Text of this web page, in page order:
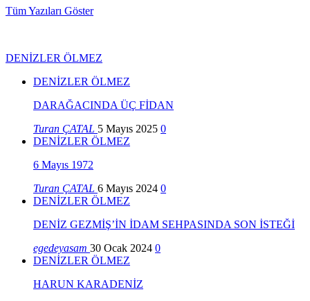
Tüm Yazıları Göster
DENİZLER ÖLMEZ
DENİZLER ÖLMEZ
DARAĞACINDA ÜÇ FİDAN
Turan ÇATAL 5 Mayıs 2025 0
DENİZLER ÖLMEZ
6 Mayıs 1972
Turan ÇATAL 6 Mayıs 2024 0
DENİZLER ÖLMEZ
DENİZ GEZMİŞ’İN İDAM SEHPASINDA SON İSTEĞİ
egedeyasam 30 Ocak 2024 0
DENİZLER ÖLMEZ
HARUN KARADENİZ